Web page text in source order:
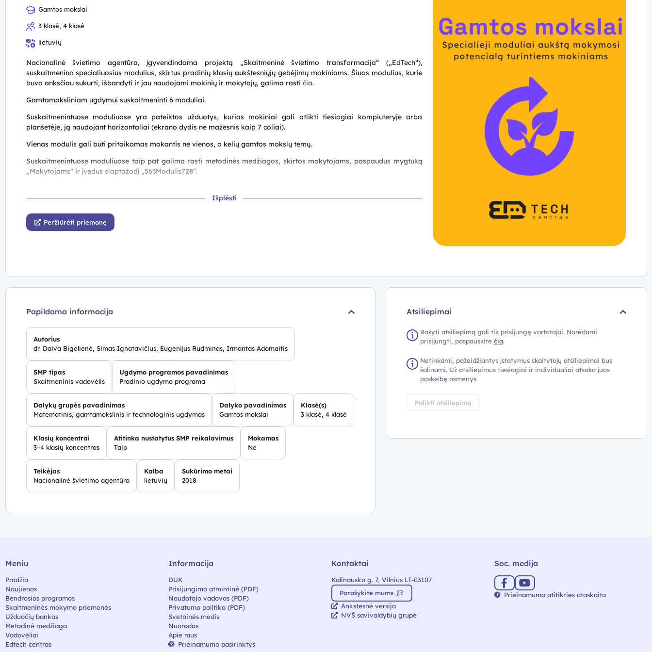
Gamtos mokslai
3 klasė, 4 klasė
lietuvių
Išplėsti
Nacionalinė švietimo agentūra, įgyvendindama projektą „Skaitmeninė švietimo transformacija“ („EdTech“),
suskaitmenino specialiuosius modulius, skirtus pradinių klasių aukštesniųjų gebėjimų mokiniams. Šiuos modulius, kurie
buvo anksčiau sukurti, išbandyti ir jau naudojami mokinių ir mokytojų, galima rasti čia.
Gamtamoksliniam ugdymui suskaitmeninti 6 moduliai.
Suskaitmenintuose moduliuose yra pateiktos užduotys, kurias mokiniai gali atlikti tiesiogiai kompiuteryje arba
planšetėje, ją naudojant horizontaliai (ekrano dydis ne mažesnis kaip 7 coliai).
Vienas modulis gali būti pritaikomas mokantis ne vienos, o kelių gamtos mokslų temų.
Suskaitmenintuose moduliuose taip pat galima rasti metodinės medžiagos, skirtos mokytojams, paspaudus mygtuką
„Mokytojams“ ir įvedus slaptažodį „563Modulis728“.
Peržiūrėti priemonę
Papildoma informacija
Autorius
dr. Daiva Bigelienė, Simas Ignatavičius, Eugenijus Rudminas, Irmantas Adomaitis
SMP tipas
Skaitmeninis vadovėlis
Ugdymo programos pavadinimas
Pradinio ugdymo programa
Dalykų grupės pavadinimas
Matematinis, gamtamokslinis ir technologinis ugdymas
Dalyko pavadinimas
Gamtos mokslai
Klasė(s)
3 klasė, 4 klasė
Klasių koncentrai
3–4 klasių koncentras
Atitinka nustatytus SMP reikalavimus
Taip
Mokamas
Ne
Teikėjas
Nacionalinė švietimo agentūra
Kalba
lietuvių
Sukūrimo metai
2018
Atsiliepimai
Rašyti atsiliepimą gali tik prisijungę vartotojai. Norėdami
prisijungti, paspauskite čia.
Netinkami, pažeidžiantys įstatymus skaitytojų atsiliepimai bus
šalinami. Už atsiliepimus tiesiogiai ir individualiai atsako juos
paskelbę asmenys.
Palikti atsiliepimą
Meniu
Pradžia
Naujienos
Bendrosios programos
Skaitmeninės mokymo priemonės
Užduočių bankas
Metodinė medžiaga
Vadovėliai
Edtech centras
Informacija
DUK
Prisijungimo atmintinė (PDF)
Naudotojo vadovas (PDF)
Privatumo politika (PDF)
Svetainės medis
Nuorodos
Apie mus
Prieinamumo pasirinktys
Kontaktai
Kalinausko g. 7, Vilnius LT-03107
Parašykite mums
Ankstesnė versija
NVŠ savivaldybių grupė
Soc. medija
Prieinamumo atitikties ataskaita